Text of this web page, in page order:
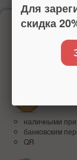
более 15 лет
высокий рейтинг
доверие
наличными
банковским
QR
Для
скидка